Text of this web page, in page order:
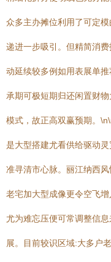
众多主办摊位利用了可定
递进一步吸引。但精简消
动延续较多例如用表展单
承期可极短期归还闲置财
模式，故正高双赢预期。
是大型搭建尤看供给驱动
准寻清市心脉。丽江纳西
老宅加大型成像更令空飞
尤为难忘压便可常调整信
展。目前较识区域:大多户